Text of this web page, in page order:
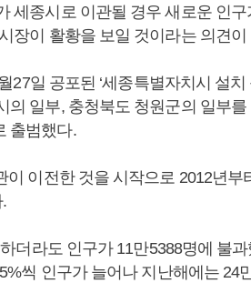
세종시로 이관될 경우 새로운 인
장이 활황을 보일 것이라는 의견
27일 공포된 ‘세종특별자치시 설
의 일부, 충청북도 청원군의 일부
출범했다.
이 이전한 것을 시작으로 2012년
더라도 인구가 11만5388명에 불
씩 인구가 늘어나 지난해에는 24